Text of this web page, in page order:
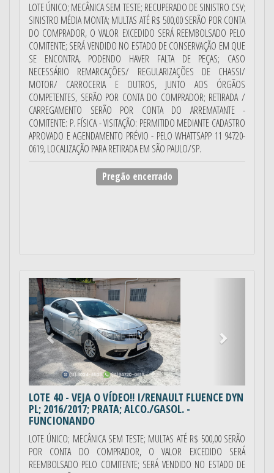
LOTE ÚNICO; MECÂNICA SEM TESTE; RECUPERADO DE SINISTRO CSV;
SINISTRO MÉDIA MONTA; MULTAS ATÉ R$ 500,00 SERÃO POR CONTA
DO COMPRADOR, O VALOR EXCEDIDO SERÁ REEMBOLSADO PELO
COMITENTE; SERÁ VENDIDO NO ESTADO DE CONSERVAÇÃO EM QUE
SE ENCONTRA, PODENDO HAVER FALTA DE PEÇAS; CASO
NECESSÁRIO REMARCAÇÕES/ REGULARIZAÇÕES DE CHASSI/
MOTOR/ CARROCERIA E OUTROS, JUNTO AOS ÓRGÃOS
COMPETENTES, SERÃO POR CONTA DO COMPRADOR; RETIRADA /
CARREGAMENTO SERÃO POR CONTA DO ARREMATANTE -
COMITENTE: P. FÍSICA - VISITAÇÃO: PERMITIDO MEDIANTE CADASTRO
APROVADO E AGENDAMENTO PRÉVIO - PELO WHATTSAPP 11 94720-
0619, LOCALIZAÇÃO PARA RETIRADA EM SÃO PAULO/SP.
Pregão encerrado
Anterior
LOTE 40 - VEJA O VÍDEO!! I/RENAULT FLUENCE DYN
PL; 2016/2017; PRATA; ALCO./GASOL. -
FUNCIONANDO
LOTE ÚNICO; MECÂNICA SEM TESTE; MULTAS ATÉ R$ 500,00 SERÃO
POR CONTA DO COMPRADOR, O VALOR EXCEDIDO SERÁ
REEMBOLSADO PELO COMITENTE; SERÁ VENDIDO NO ESTADO DE